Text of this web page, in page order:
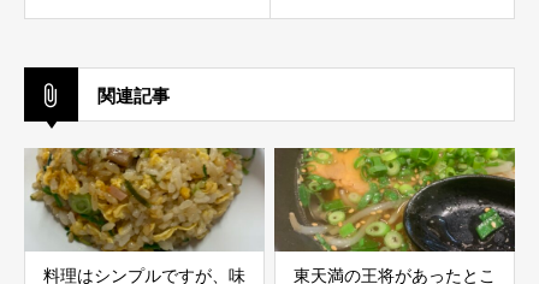
関連記事
料理はシンプルですが、味 東天満の王将があったとこ